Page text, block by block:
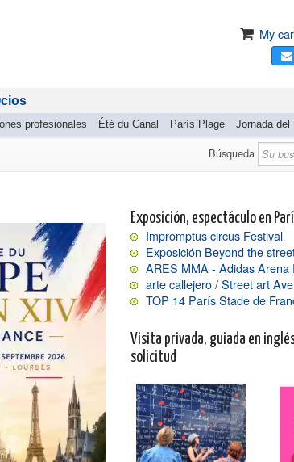
My
profesionales Été du Canal París Plage Jornada del
Búsqueda
Exposición, espectáculo en
Impromptus circus Festival
Exposición Beyond the
ARES MMA - Adidas Arena
arte callejero / Street art
TOP 14 París Stade de
Visita privada, guiada en
solicitud